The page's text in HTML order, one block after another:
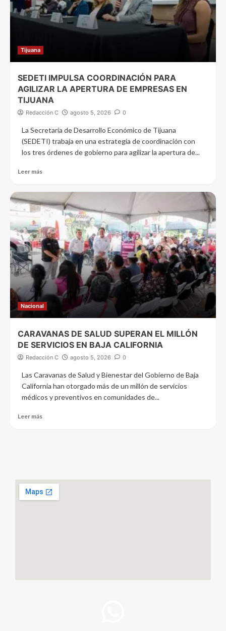
Tijuana
SEDETI IMPULSA COORDINACIÓN PARA
AGILIZAR LA APERTURA DE EMPRESAS EN
TIJUANA
Redacción C agosto 5, 2026 0
La Secretaría de Desarrollo Económico de Tijuana
(SEDETI) trabaja en una estrategia de coordinación con
los tres órdenes de gobierno para agilizar la apertura de...
Leer más
Nacional
CARAVANAS DE SALUD SUPERAN EL MILLÓN
DE SERVICIOS EN BAJA CALIFORNIA
Redacción C agosto 5, 2026 0
Las Caravanas de Salud y Bienestar del Gobierno de Baja
California han otorgado más de un millón de servicios
médicos y preventivos en comunidades de...
Leer más